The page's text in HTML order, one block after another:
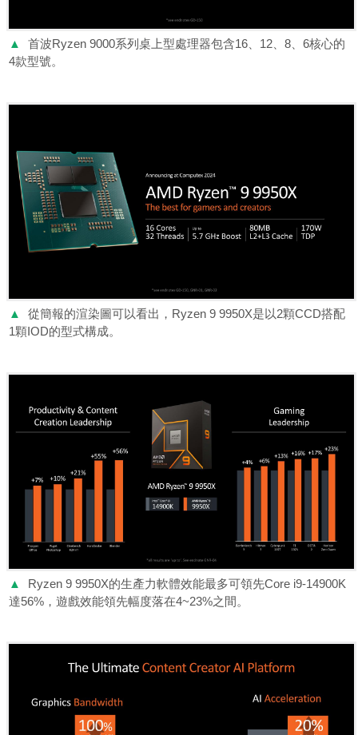
▲
首波Ryzen 9000系列桌上型處理器包含16、12、8、6核心的
4款型號。
▲
從簡報的渲染圖可以看出，Ryzen 9 9950X是以2顆CCD搭配
1顆IOD的型式構成。
▲
Ryzen 9 9950X的生產力軟體效能最多可領先Core i9-14900K
達56%，遊戲效能領先幅度落在4~23%之間。